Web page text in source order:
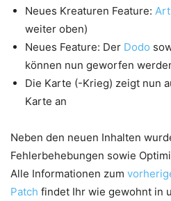
Neues Kreaturen Feature:
weiter oben)
Neues Feature: Der Dodo
können nun geworfen
Die Karte (-Krieg) zeigt nun
Karte an
Neben den neuen Inhalten
Fehlerbehebungen sowie
Alle Informationen zum
Patch findet Ihr wie gewohnt in